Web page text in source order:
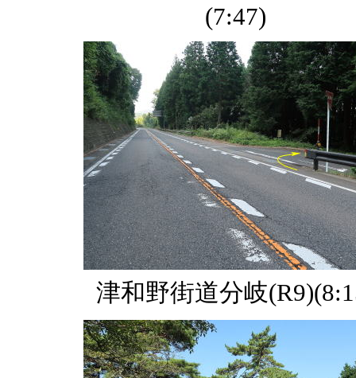
(7:47)
津和野街道分岐